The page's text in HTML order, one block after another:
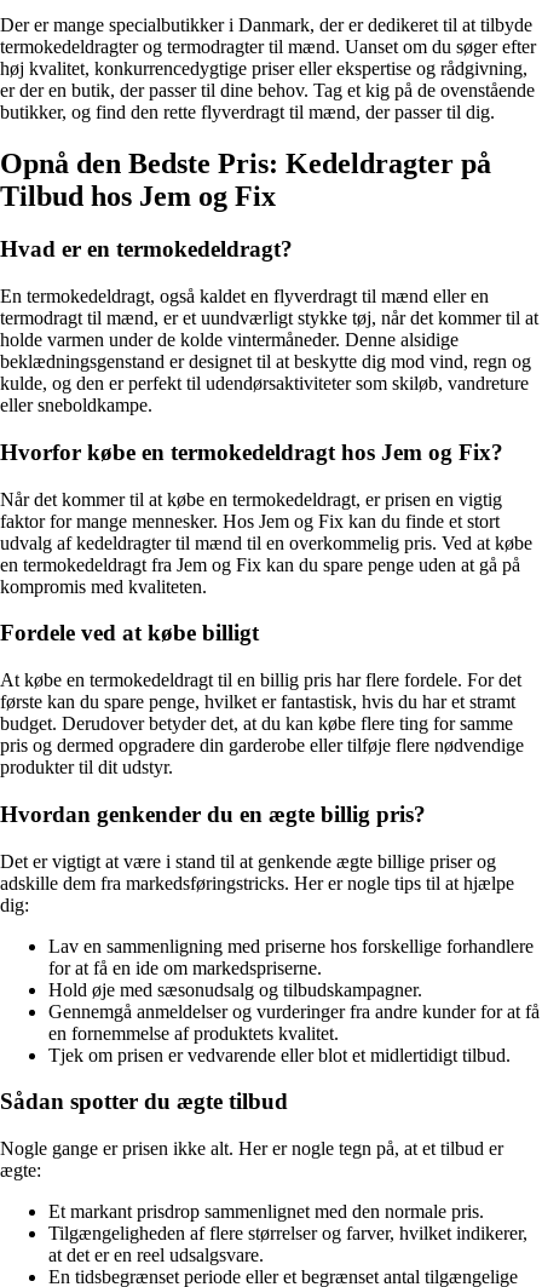
Der er mange specialbutikker i Danmark, der er dedikeret til at tilbyde
termokedeldragter og termodragter til mænd. Uanset om du søger efter
høj kvalitet, konkurrencedygtige priser eller ekspertise og rådgivning,
er der en butik, der passer til dine behov. Tag et kig på de ovenstående
butikker, og find den rette flyverdragt til mænd, der passer til dig.
Opnå den Bedste Pris: Kedeldragter på
Tilbud hos Jem og Fix
Hvad er en termokedeldragt?
En termokedeldragt, også kaldet en flyverdragt til mænd eller en
termodragt til mænd, er et uundværligt stykke tøj, når det kommer til at
holde varmen under de kolde vintermåneder. Denne alsidige
beklædningsgenstand er designet til at beskytte dig mod vind, regn og
kulde, og den er perfekt til udendørsaktiviteter som skiløb, vandreture
eller sneboldkampe.
Hvorfor købe en termokedeldragt hos Jem og Fix?
Når det kommer til at købe en termokedeldragt, er prisen en vigtig
faktor for mange mennesker. Hos Jem og Fix kan du finde et stort
udvalg af kedeldragter til mænd til en overkommelig pris. Ved at købe
en termokedeldragt fra Jem og Fix kan du spare penge uden at gå på
kompromis med kvaliteten.
Fordele ved at købe billigt
At købe en termokedeldragt til en billig pris har flere fordele. For det
første kan du spare penge, hvilket er fantastisk, hvis du har et stramt
budget. Derudover betyder det, at du kan købe flere ting for samme
pris og dermed opgradere din garderobe eller tilføje flere nødvendige
produkter til dit udstyr.
Hvordan genkender du en ægte billig pris?
Det er vigtigt at være i stand til at genkende ægte billige priser og
adskille dem fra markedsføringstricks. Her er nogle tips til at hjælpe
dig:
Lav en sammenligning med priserne hos forskellige forhandlere
for at få en ide om markedspriserne.
Hold øje med sæsonudsalg og tilbudskampagner.
Gennemgå anmeldelser og vurderinger fra andre kunder for at få
en fornemmelse af produktets kvalitet.
Tjek om prisen er vedvarende eller blot et midlertidigt tilbud.
Sådan spotter du ægte tilbud
Nogle gange er prisen ikke alt. Her er nogle tegn på, at et tilbud er
ægte:
Et markant prisdrop sammenlignet med den normale pris.
Tilgængeligheden af flere størrelser og farver, hvilket indikerer,
at det er en reel udsalgsvare.
En tidsbegrænset periode eller et begrænset antal tilgængelige